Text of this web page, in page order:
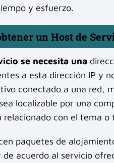
y esfuerzo.
un Host de
se necesita una
a esta dirección IP y
conectado a una red,
localizable por una
relacionado con el tema
paquetes de
acuerdo al servicio